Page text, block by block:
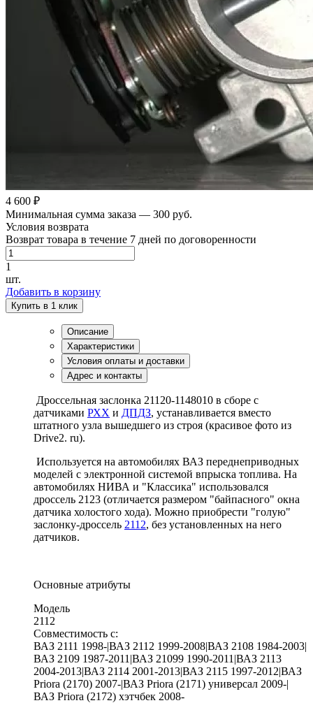
4 600 ₽
Минимальная сумма заказа — 300 руб.
Условия возврата
Возврат товара в течение 7 дней по договоренности
1
шт.
Добавить в корзину
Купить в 1 клик
Описание
Характеристики
Условия оплаты и доставки
Адрес и контакты
Дроссельная заслонка 21120-1148010 в сборе с
датчиками РХХ и ДПДЗ, устанавливается вместо
штатного узла вышедшего из строя (красивое фото из
Drive2. ru).
Используется на автомобилях ВАЗ переднеприводных
моделей с электронной системой впрыска топлива. На
автомобилях НИВА и "Классика" использовался
дроссель 2123 (отличается размером "байпасного" окна
датчика холостого хода). Можно приобрести "голую"
заслонку-дроссель 2112, без установленных на него
датчиков.
Основные атрибуты
Модель
2112
Совместимость с:
ВАЗ 2111 1998-|ВАЗ 2112 1999-2008|ВАЗ 2108 1984-2003|
ВАЗ 2109 1987-2011|ВАЗ 21099 1990-2011|ВАЗ 2113
2004-2013|ВАЗ 2114 2001-2013|ВАЗ 2115 1997-2012|ВАЗ
Priora (2170) 2007-|ВАЗ Priora (2171) универсал 2009-|
ВАЗ Priora (2172) хэтчбек 2008-